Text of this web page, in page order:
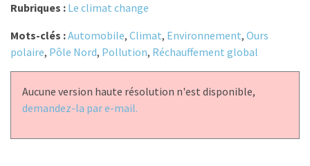
Rubriques : Le climat change
Mots-clés :Automobile, Climat, Environnement, Ours
polaire, Pôle Nord, Pollution, Réchauffement global
Aucune version haute résolution n'est disponible,
demandez-la par e-mail.